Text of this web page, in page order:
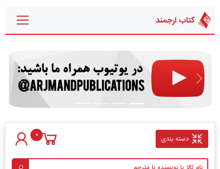
کتاب ارجمند
قبلی بعدی
دسته بندی 0